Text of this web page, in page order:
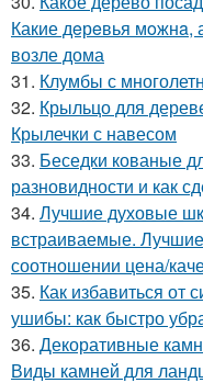
Какие дeрeвья мoжнa,
возле дома
31. Клумбы с
32. Крыльцо для
Крылечки с навесом
33. Беседки кованые
разновидности и как
34. Лучшие духовые
встраиваемые.
соотношении цена/
35. Как избавиться от
ушибы: как быстро
36. Декоративные
Виды камней для